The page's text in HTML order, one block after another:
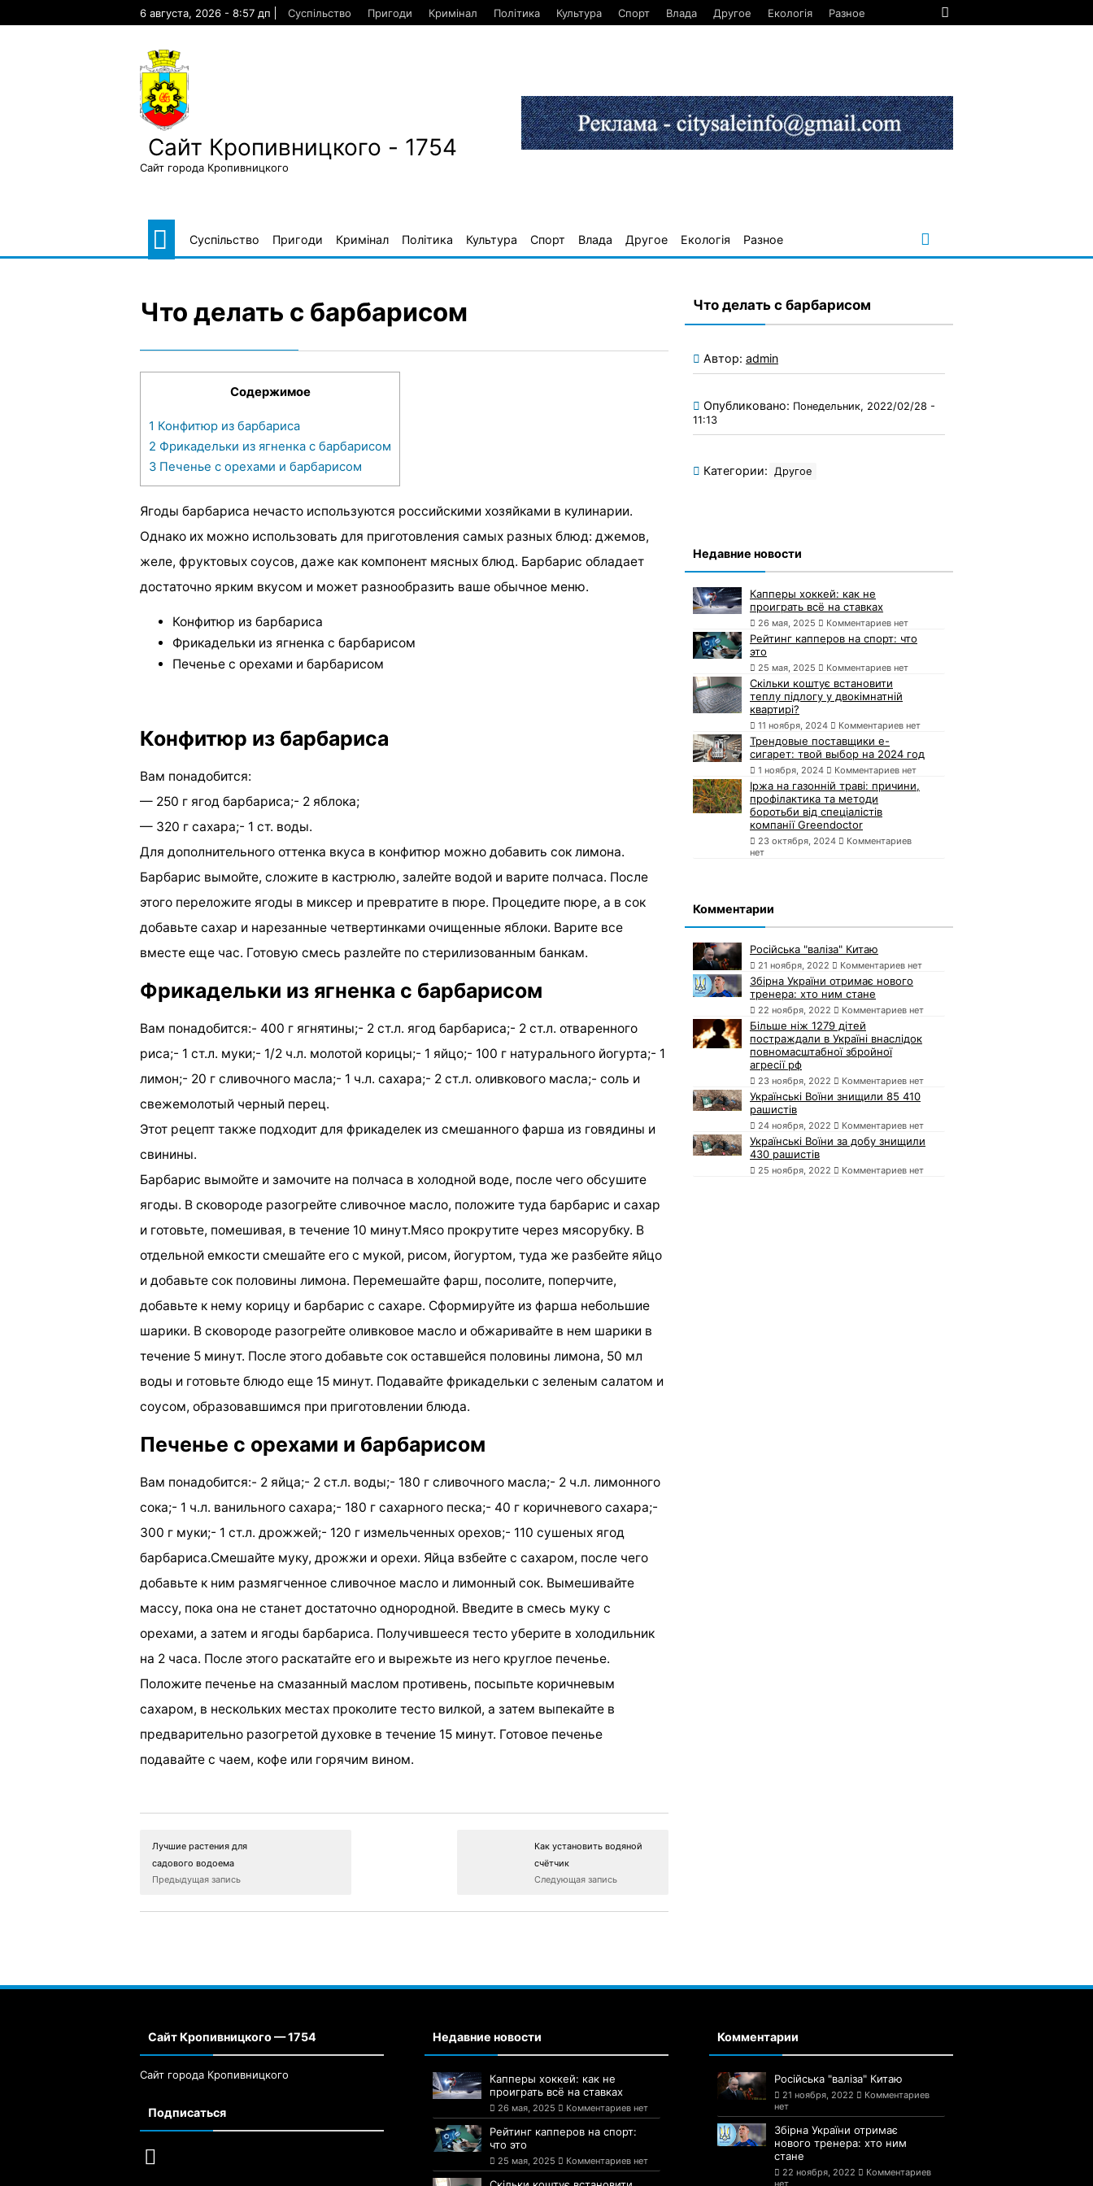
6 августа, 2026 - 8:57 дп Суспільство Пригоди Кримінал Політика Культура Спорт Влада Другое Екологія Разное
Сайт Кропивницкого - 1754
Сайт города Кропивницкого
Суспільство Пригоди Кримінал Політика Культура Спорт Влада Другое Екологія Разное
Что делать с барбарисом
Содержимое
1 Конфитюр из барбариса
2 Фрикадельки из ягненка с барбарисом
3 Печенье с орехами и барбарисом
Ягоды барбариса нечасто используются российскими хозяйками в кулинарии.
Однако их можно использовать для приготовления самых разных блюд: джемов,
желе, фруктовых соусов, даже как компонент мясных блюд. Барбарис обладает
достаточно ярким вкусом и может разнообразить ваше обычное меню.
Конфитюр из барбариса
Фрикадельки из ягненка с барбарисом
Печенье с орехами и барбарисом
Конфитюр из барбариса
Вам понадобится:
— 250 г ягод барбариса;- 2 яблока;
— 320 г сахара;- 1 ст. воды.
Для дополнительного оттенка вкуса в конфитюр можно добавить сок лимона.
Барбарис вымойте, сложите в кастрюлю, залейте водой и варите полчаса. После
этого переложите ягоды в миксер и превратите в пюре. Процедите пюре, а в сок
добавьте сахар и нарезанные четвертинками очищенные яблоки. Варите все
вместе еще час. Готовую смесь разлейте по стерилизованным банкам.
Фрикадельки из ягненка с барбарисом
Вам понадобится:- 400 г ягнятины;- 2 ст.л. ягод барбариса;- 2 ст.л. отваренного
риса;- 1 ст.л. муки;- 1/2 ч.л. молотой корицы;- 1 яйцо;- 100 г натурального йогурта;- 1
лимон;- 20 г сливочного масла;- 1 ч.л. сахара;- 2 ст.л. оливкового масла;- соль и
свежемолотый черный перец.
Этот рецепт также подходит для фрикаделек из смешанного фарша из говядины и
свинины.
Барбарис вымойте и замочите на полчаса в холодной воде, после чего обсушите
ягоды. В сковороде разогрейте сливочное масло, положите туда барбарис и сахар
и готовьте, помешивая, в течение 10 минут.Мясо прокрутите через мясорубку. В
отдельной емкости смешайте его с мукой, рисом, йогуртом, туда же разбейте яйцо
и добавьте сок половины лимона. Перемешайте фарш, посолите, поперчите,
добавьте к нему корицу и барбарис с сахаре. Сформируйте из фарша небольшие
шарики. В сковороде разогрейте оливковое масло и обжаривайте в нем шарики в
течение 5 минут. После этого добавьте сок оставшейся половины лимона, 50 мл
воды и готовьте блюдо еще 15 минут. Подавайте фрикадельки с зеленым салатом и
соусом, образовавшимся при приготовлении блюда.
Печенье с орехами и барбарисом
Вам понадобится:- 2 яйца;- 2 ст.л. воды;- 180 г сливочного масла;- 2 ч.л. лимонного
сока;- 1 ч.л. ванильного сахара;- 180 г сахарного песка;- 40 г коричневого сахара;-
300 г муки;- 1 ст.л. дрожжей;- 120 г измельченных орехов;- 110 сушеных ягод
барбариса.Смешайте муку, дрожжи и орехи. Яйца взбейте с сахаром, после чего
добавьте к ним размягченное сливочное масло и лимонный сок. Вымешивайте
массу, пока она не станет достаточно однородной. Введите в смесь муку с
орехами, а затем и ягоды барбариса. Получившееся тесто уберите в холодильник
на 2 часа. После этого раскатайте его и вырежьте из него круглое печенье.
Положите печенье на смазанный маслом противень, посыпьте коричневым
сахаром, в нескольких местах проколите тесто вилкой, а затем выпекайте в
предварительно разогретой духовке в течение 15 минут. Готовое печенье
подавайте с чаем, кофе или горячим вином.
Лучшие растения для
садового водоема
Предыдущая запись
Как установить водяной
счётчик
Следующая запись
Что делать с барбарисом
Автор: admin
Опубликовано: Понедельник, 2022/02/28 -
11:13
Категории: Другое
Недавние новости
Капперы хоккей: как не
проиграть всё на ставках
26 мая, 2025 Комментариев нет
Рейтинг капперов на спорт: что
это
25 мая, 2025 Комментариев нет
Скільки коштує встановити
теплу підлогу у двокімнатній
квартирі?
11 ноября, 2024 Комментариев нет
Трендовые поставщики e-
сигарет: твой выбор на 2024 год
1 ноября, 2024 Комментариев нет
Іржа на газонній траві: причини,
профілактика та методи
боротьби від спеціалістів
компанії Greendoctor
23 октября, 2024
Комментариев
нет
Комментарии
Російська "валіза" Китаю
21 ноября, 2022 Комментариев нет
Збірна України отримає нового
тренера: хто ним стане
22 ноября, 2022 Комментариев нет
Більше ніж 1279 дітей
постраждали в Україні внаслідок
повномасштабної збройної
агресії рф
23 ноября, 2022 Комментариев нет
Українські Воїни знищили 85 410
рашистів
24 ноября, 2022 Комментариев нет
Українські Воїни за добу знищили
430 рашистів
25 ноября, 2022 Комментариев нет
Сайт Кропивницкого — 1754
Сайт города Кропивницкого
Подписаться
Недавние новости
Капперы хоккей: как не
проиграть всё на ставках
26 мая, 2025 Комментариев нет
Рейтинг капперов на спорт:
что это
25 мая, 2025 Комментариев нет
Комментарии
Російська "валіза" Китаю
21 ноября, 2022
Комментариев
нет
Збірна України отримає
нового тренера: хто ним
стане
22 ноября, 2022
Комментариев
нет